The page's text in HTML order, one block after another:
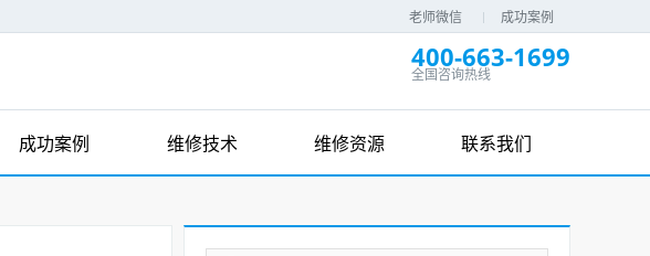
老师微信 成功案例
400-663-1699
全国咨询热线
成功案例 维修技术 维修资源 联系我们